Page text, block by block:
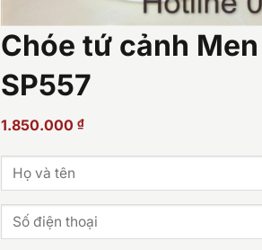
Chóe tứ cảnh
SP557
1.850.000 ₫